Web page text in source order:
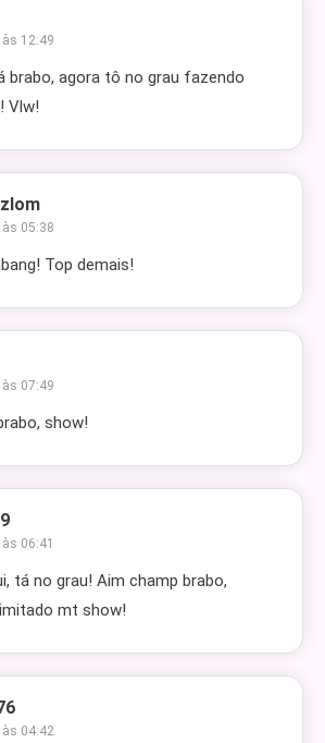
12:49
brabo, agora tô no grau fazendo
Vlw!
05:38
Top demais!
07:49
show!
06:41
tá no grau! Aim champ brabo,
mt show!
04:42